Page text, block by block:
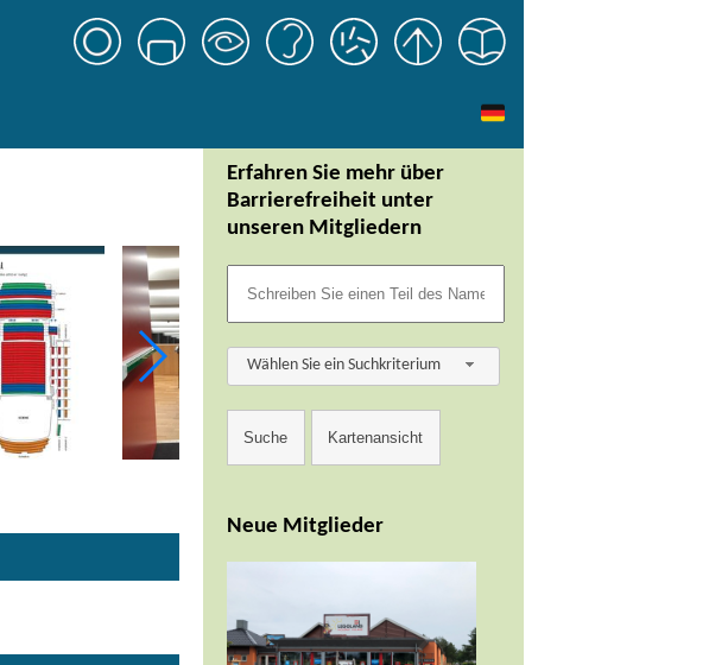
Erfahren Sie mehr über
Barrierefreiheit unter
unseren Mitgliedern
Wählen Sie ein Suchkriterium
Neue Mitglieder